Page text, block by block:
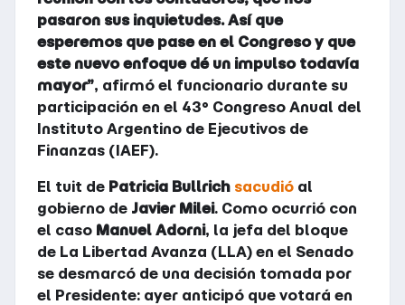
pasaron sus inquietudes. Así que
esperemos que pase en el Congreso y que
este nuevo enfoque dé un impulso todavía
mayor”, afirmó el funcionario durante su
participación en el 43° Congreso Anual del
Instituto Argentino de Ejecutivos de
Finanzas (IAEF).
El tuit de Patricia Bullrich sacudió al
gobierno de Javier Milei. Como ocurrió con
el caso Manuel Adorni, la jefa del bloque
de La Libertad Avanza (LLA) en el Senado
se desmarcó de una decisión tomada por
el Presidente: ayer anticipó que votará en